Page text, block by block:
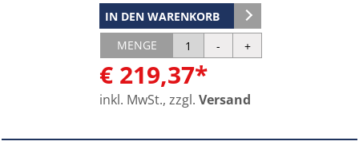
IN DEN WARENKORB
MENGE
€ 219,37*
inkl. MwSt., zzgl. Versand